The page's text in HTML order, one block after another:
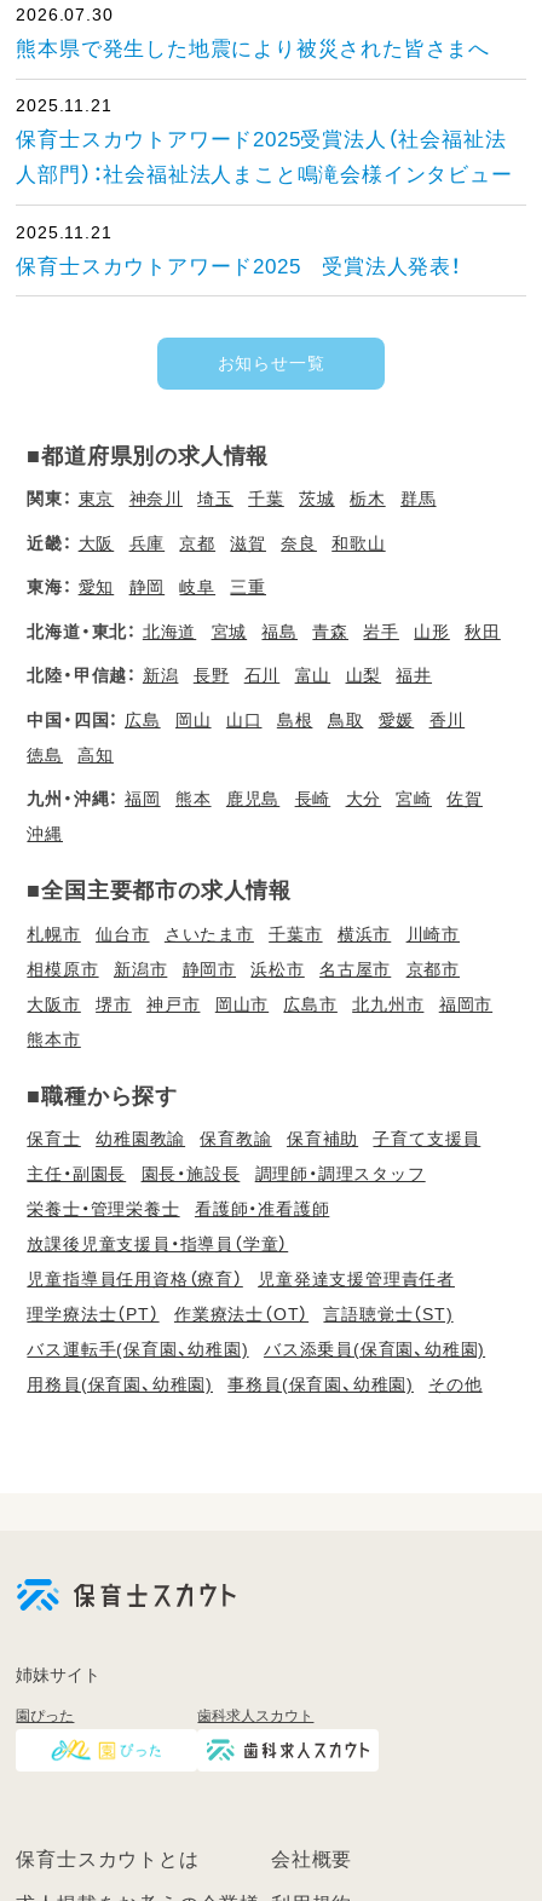
2026.07.30
熊本県で発生した地震により被災された皆さまへ
2025.11.21
保育士スカウトアワード2025受賞法人（社会福祉法
人部門）：社会福祉法人まこと鳴滝会様インタビュー
2025.11.21
保育士スカウトアワード2025 受賞法人発表！
お知らせ一覧
■都道府県別の求人情報
関東： 東京 神奈川 埼玉 千葉 茨城 栃木 群馬
近畿： 大阪 兵庫 京都 滋賀 奈良 和歌山
東海： 愛知 静岡 岐阜 三重
北海道・東北： 北海道 宮城 福島 青森 岩手 山形 秋田
北陸・甲信越： 新潟 長野 石川 富山 山梨 福井
中国・四国： 広島 岡山 山口 島根 鳥取 愛媛
香川
徳島
高知
九州・沖縄： 福岡 熊本 鹿児島 長崎 大分 宮崎
佐賀
沖縄
■全国主要都市の求人情報
札幌市 仙台市 さいたま市 千葉市 横浜市
川崎市
相模原市
新潟市 静岡市 浜松市 名古屋市
京都市
大阪市
堺市 神戸市 岡山市 広島市 北九州市
福岡市
熊本市
■職種から探す
保育士 幼稚園教諭 保育教諭 保育補助
子育て支援員
主任・副園長
園長・施設長
調理師・調理スタッフ
栄養士・管理栄養士
看護師・准看護師
放課後児童支援員・指導員（学童）
児童指導員任用資格（療育）
児童発達支援管理責任者
理学療法士（PT）
作業療法士（OT）
言語聴覚士（ST)
バス運転手(保育園、幼稚園)
バス添乗員(保育園、幼稚園)
用務員(保育園、幼稚園)
事務員(保育園、幼稚園) その他
登
く
ン
姉妹サイト
園ぴった 歯科求人スカウト
保育士スカウトとは 会社概要